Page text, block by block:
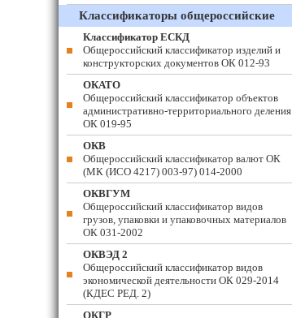
Классификаторы общероссийские
Классификатор ЕСКД
Общероссийский классификатор изделий и
конструкторских документов ОК 012-93
ОКАТО
Общероссийский классификатор объектов
административно-территориального деления
ОК 019-95
ОКВ
Общероссийский классификатор валют ОК
(МК (ИСО 4217) 003-97) 014-2000
ОКВГУМ
Общероссийский классификатор видов
грузов, упаковки и упаковочных материалов
ОК 031-2002
ОКВЭД 2
Общероссийский классификатор видов
экономической деятельности ОК 029-2014
(КДЕС РЕД. 2)
ОКГР